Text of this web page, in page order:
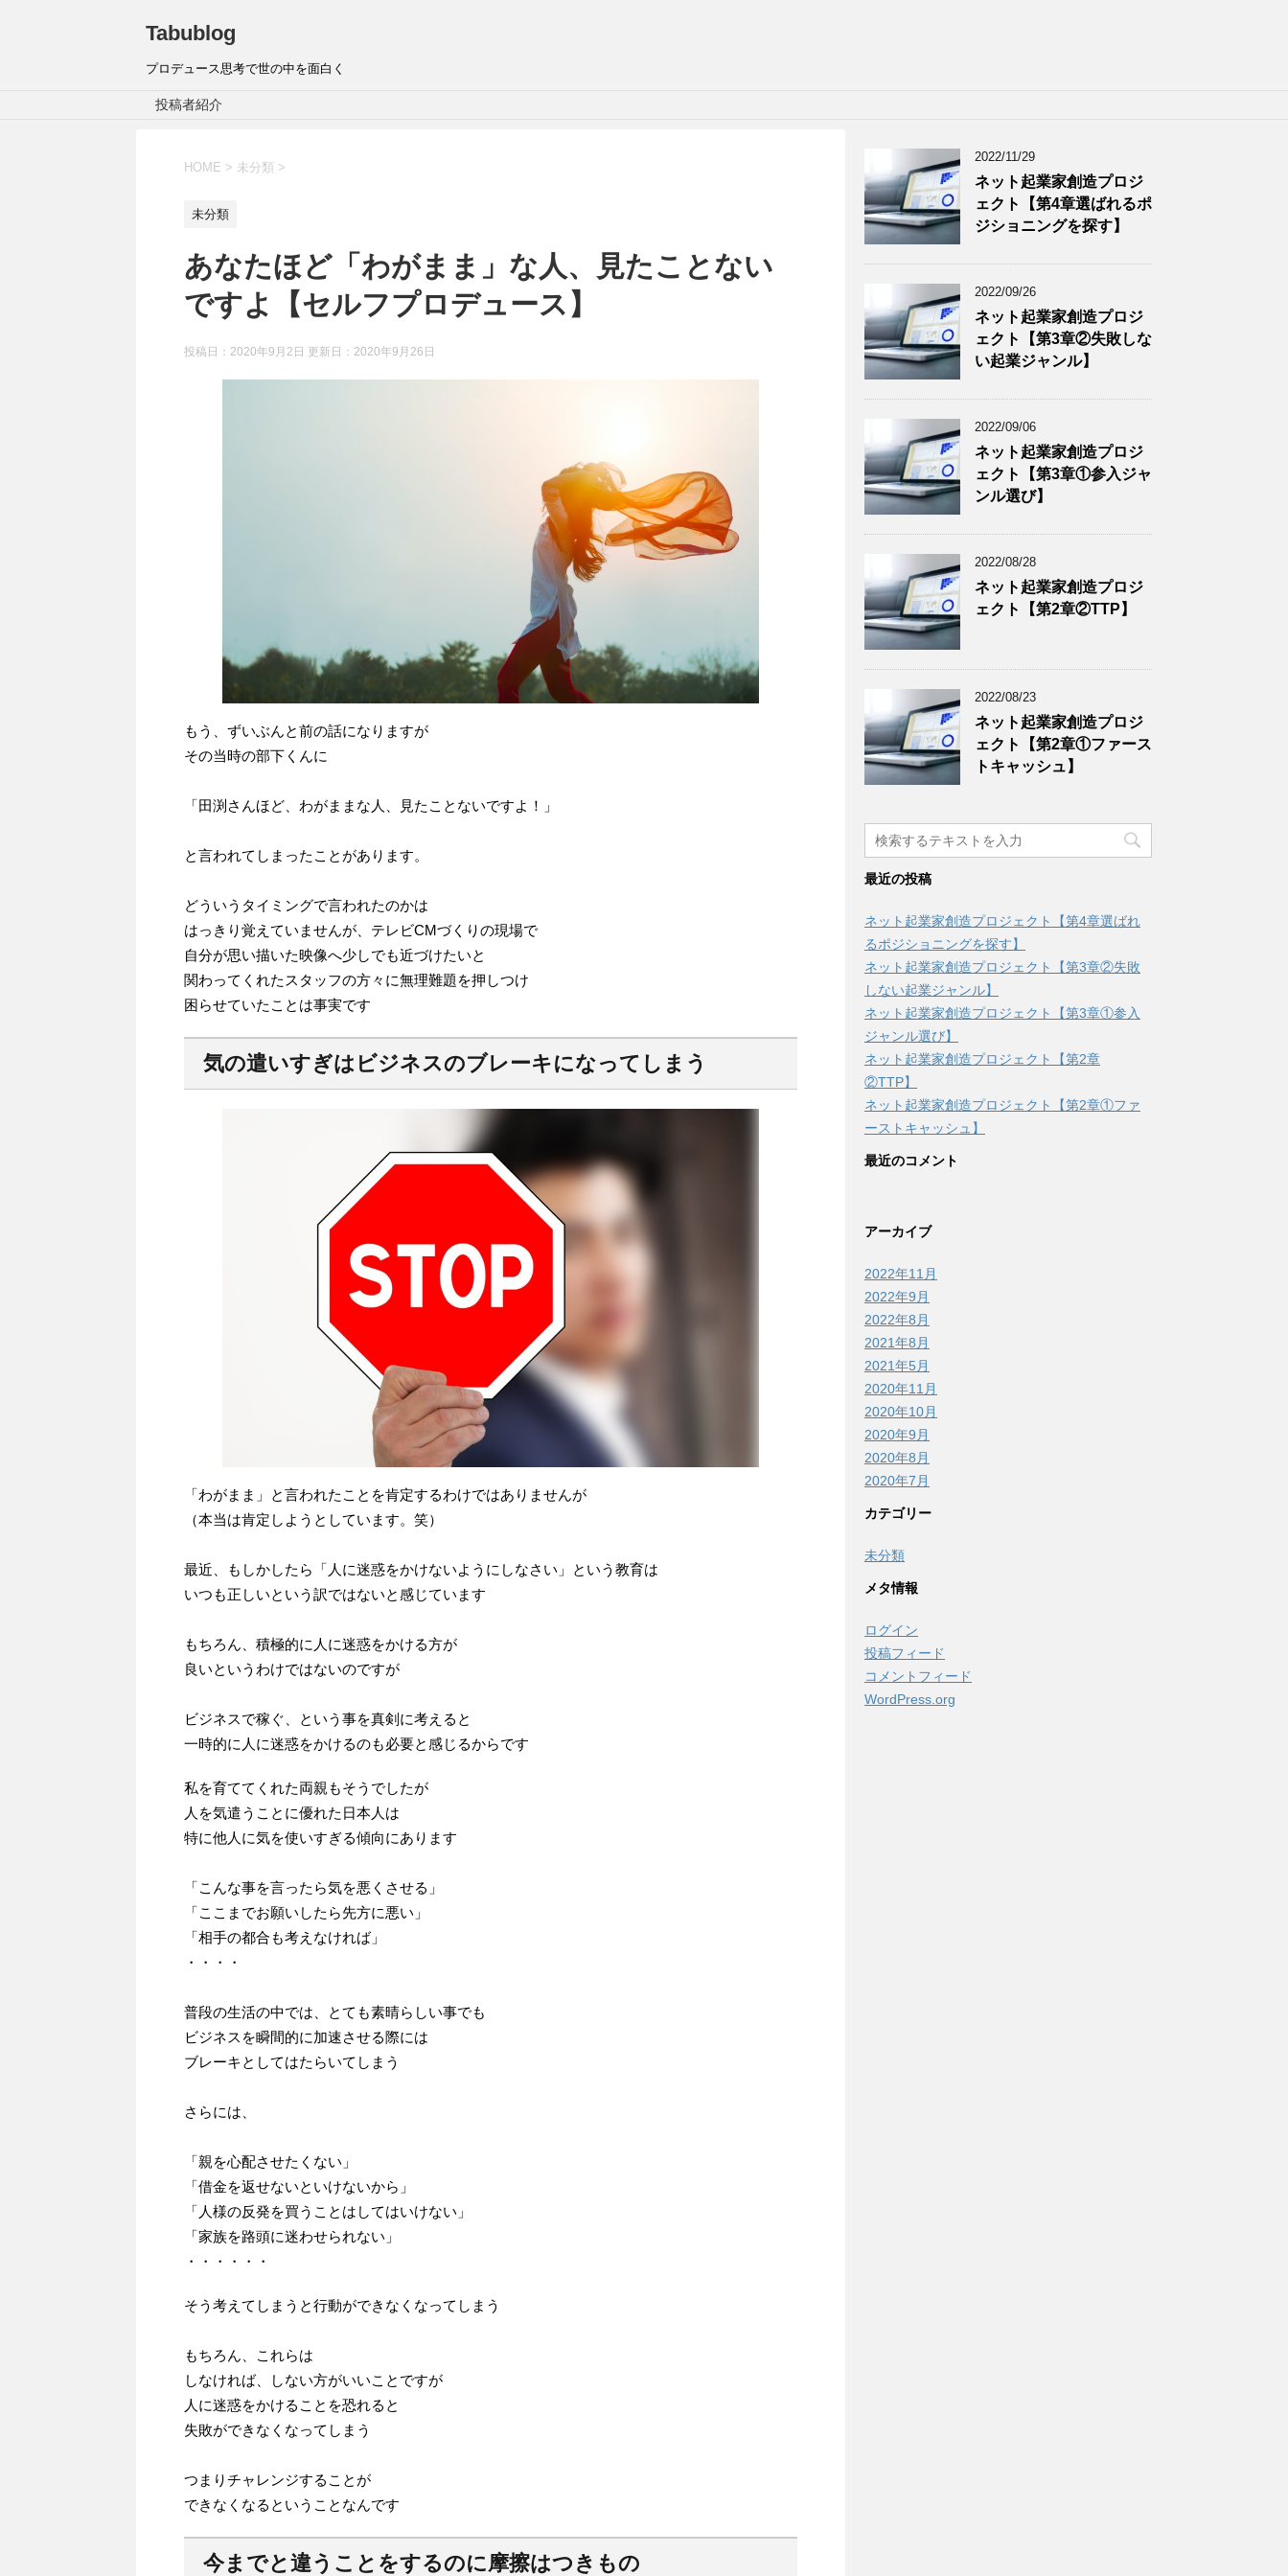
Tabublog
プロデュース思考で世の中を面白く
投稿者紹介
HOME > 未分類 >
未分類
あなたほど「わがまま」な人、見たことない
ですよ【セルフプロデュース】
投稿日：2020年9月2日 更新日： 2020年9月26日
もう、ずいぶんと前の話になりますが
その当時の部下くんに
「田渕さんほど、わがままな人、見たことないですよ！」
と言われてしまったことがあります。
どういうタイミングで言われたのかは
はっきり覚えていませんが、テレビCMづくりの現場で
自分が思い描いた映像へ少しでも近づけたいと
関わってくれたスタッフの方々に無理難題を押しつけ
困らせていたことは事実です
気の遣いすぎはビジネスのブレーキになってしまう
「わがまま」と言われたことを肯定するわけではありませんが
（本当は肯定しようとしています。笑）
最近、もしかしたら「人に迷惑をかけないようにしなさい」という教育は
いつも正しいという訳ではないと感じています
もちろん、積極的に人に迷惑をかける方が
良いというわけではないのですが
ビジネスで稼ぐ、という事を真剣に考えると
一時的に人に迷惑をかけるのも必要と感じるからです
私を育ててくれた両親もそうでしたが
人を気遣うことに優れた日本人は
特に他人に気を使いすぎる傾向にあります
「こんな事を言ったら気を悪くさせる」
「ここまでお願いしたら先方に悪い」
「相手の都合も考えなければ」
・・・・
普段の生活の中では、とても素晴らしい事でも
ビジネスを瞬間的に加速させる際には
ブレーキとしてはたらいてしまう
さらには、
「親を心配させたくない」
「借金を返せないといけないから」
「人様の反発を買うことはしてはいけない」
「家族を路頭に迷わせられない」
・・・・・・
そう考えてしまうと行動ができなくなってしまう
もちろん、これらは
しなければ、しない方がいいことですが
人に迷惑をかけることを恐れると
失敗ができなくなってしまう
つまりチャレンジすることが
できなくなるということなんです
今までと違うことをするのに摩擦はつきもの
2022/11/29
ネット起業家創造プロジ
ェクト【第4章選ばれるポ
ジショニングを探す】
2022/09/26
ネット起業家創造プロジ
ェクト【第3章②失敗しな
い起業ジャンル】
2022/09/06
ネット起業家創造プロジ
ェクト【第3章①参入ジャ
ンル選び】
2022/08/28
ネット起業家創造プロジ
ェクト【第2章②TTP】
2022/08/23
ネット起業家創造プロジ
ェクト【第2章①ファース
トキャッシュ】
最近の投稿
ネット起業家創造プロジェクト【第4章選ばれ
るポジショニングを探す】
ネット起業家創造プロジェクト【第3章②失敗
しない起業ジャンル】
ネット起業家創造プロジェクト【第3章①参入
ジャンル選び】
ネット起業家創造プロジェクト【第2章
②TTP】
ネット起業家創造プロジェクト【第2章①ファ
ーストキャッシュ】
最近のコメント
アーカイブ
2022年11月
2022年9月
2022年8月
2021年8月
2021年5月
2020年11月
2020年10月
2020年9月
2020年8月
2020年7月
カテゴリー
未分類
メタ情報
ログイン
投稿フィード
コメントフィード
WordPress.org